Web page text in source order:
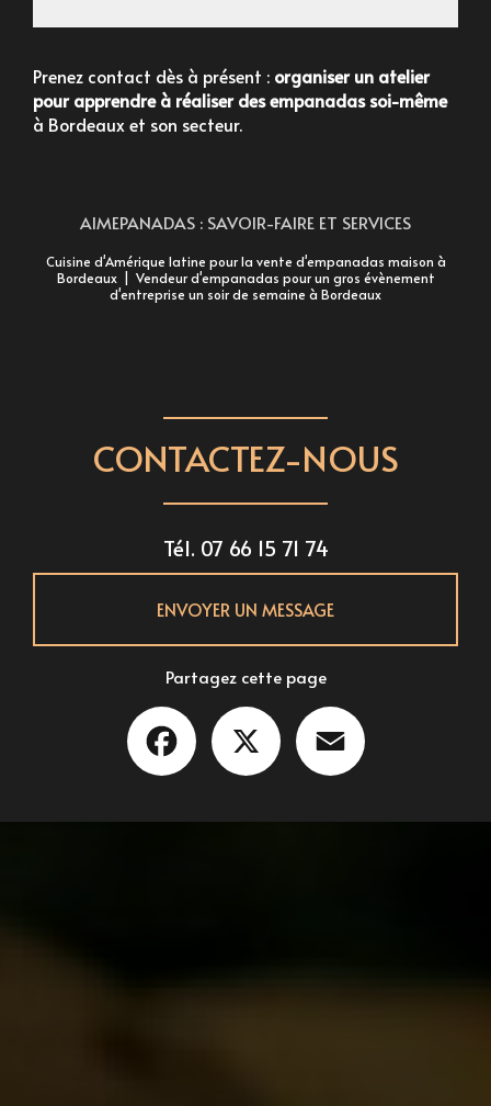
Prenez contact dès à présent : organiser un atelier
pour apprendre à réaliser des empanadas soi-même
à Bordeaux et son secteur.
AIMEPANADAS : SAVOIR-FAIRE ET SERVICES
Cuisine d'Amérique latine pour la vente d'empanadas maison à
Bordeaux| Vendeur d'empanadas pour un gros évènement
d'entreprise un soir de semaine à Bordeaux
CONTACTEZ-NOUS
Tél. 07 66 15 71 74
ENVOYER UN MESSAGE
Partagez cette page
Facebook